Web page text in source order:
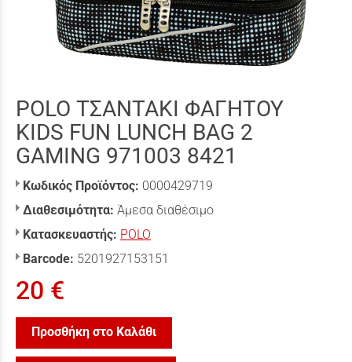
POLO ΤΣΑΝΤΑΚΙ ΦΑΓΗΤΟΥ
KIDS FUN LUNCH BAG 2
GAMING 971003 8421
Κωδικός Προϊόντος: 0000429719
Διαθεσιμότητα: Άμεσα διαθέσιμο
Κατασκευαστής: POLO
Barcode: 5201927153151
20 €
Προσθήκη στο Καλάθι